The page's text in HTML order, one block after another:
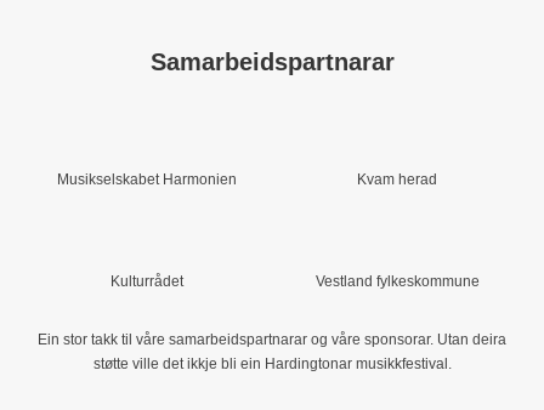
Samarbeidspartnarar
Musikselskabet Harmonien Kvam herad
Kulturrådet Vestland fylkeskommune
Ein stor takk til våre samarbeidspartnarar og våre sponsorar. Utan deira
støtte ville det ikkje bli ein Hardingtonar musikkfestival.